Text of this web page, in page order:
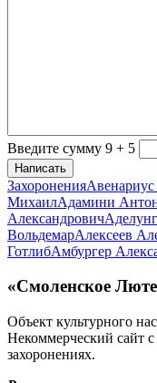
Введите сумму 9 + 5
Написать
Захоронения
МихаилАдамини
Александрович
ВольдемарАлексеев
ГотлибАмбургер
«Смоленское
Объект культурного
Некоммерческий сайт
захоронениях.